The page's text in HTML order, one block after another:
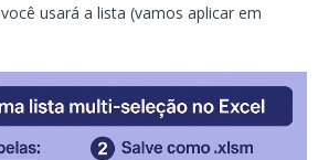
usará a lista (vamos aplicar em